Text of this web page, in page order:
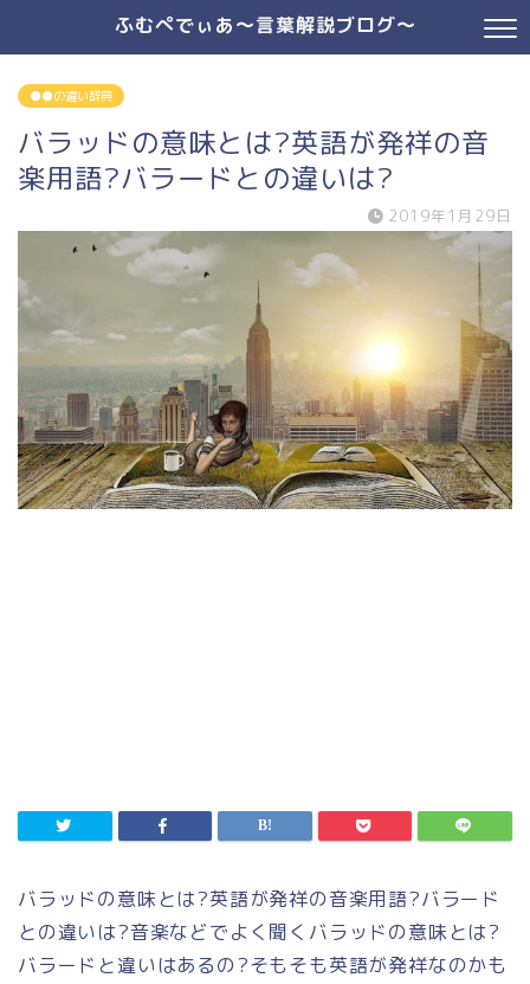
ふむぺでぃあ～言葉解説ブログ～
●●の違い辞典
バラッドの意味とは?英語が発祥の音
楽用語?バラードとの違いは?
2019年1月29日
バラッドの意味とは?英語が発祥の音楽用語?バラード
との違いは?音楽などでよく聞くバラッドの意味とは?
バラードと違いはあるの?そもそも英語が発祥なのかも